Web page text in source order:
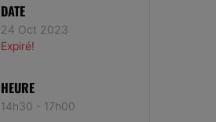
DATE
24 Oct 2023
Expiré!
HEURE
14h30 - 17h00